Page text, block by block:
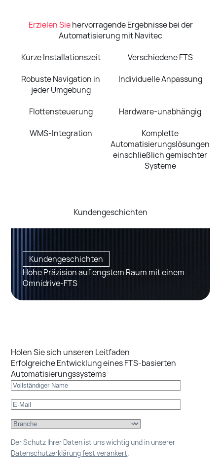
Erzielen Siehervorragende Ergebnisse bei der
Automatisierung mit Navitec
Kurze Installationszeit
Verschiedene FTS
Robuste Navigation in
jeder Umgebung
Individuelle Anpassung
Flottensteuerung
Hardware-unabhängig
WMS-Integration
Komplette
Automatisierungslösungen
einschließlich gemischter
Systeme
Kundengeschichten
Kundengeschichten
Hohe Präzision auf engstem Raum mit einem
Omnidrive-FTS
Holen Sie sich unseren Leitfaden
Erfolgreiche Entwicklung eines FTS-basierten
Automatisierungssystems
Der Schutz Ihrer Daten ist uns wichtig und in unserer
Datenschutzerklärung fest verankert.